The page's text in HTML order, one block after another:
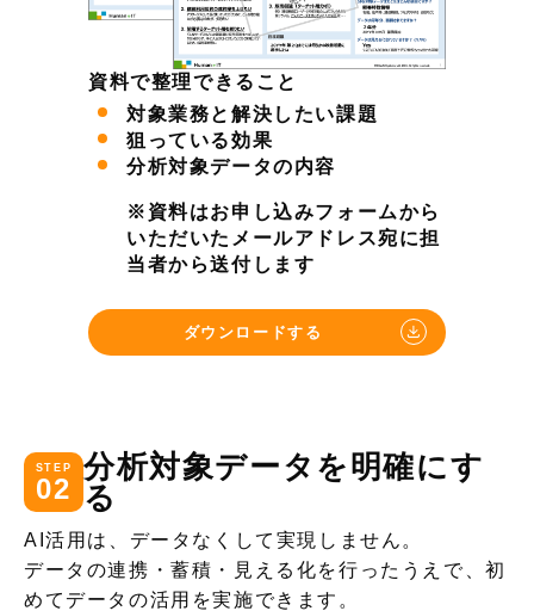
資料で整理できること
対象業務と解決したい課題
狙っている効果
分析対象データの内容
※資料はお申し込みフォームから
いただいたメールアドレス宛に担
当者から送付します
ダウンロードする
STEP
02
分析対象データを明確にす
る
AI活用は、データなくして実現しません。
データの連携・蓄積・見える化を行ったうえで、初
めてデータの活用を実施できます。